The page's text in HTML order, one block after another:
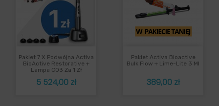
Pakiet 7 X Podwójna Activa
BioActive Restorative +
Lampa C03 Za 1 Zł
Cena
5 524,00 zł
Pakiet Activa Bioactive
Bulk Flow + Lime-Lite 3 Ml
Cena
389,00 zł